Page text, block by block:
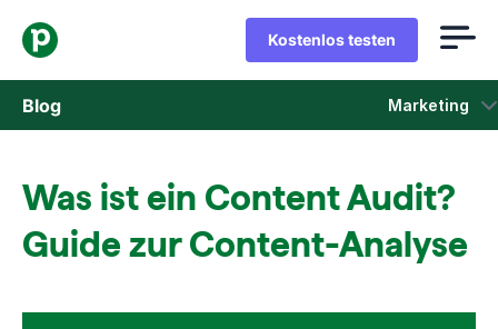
Kostenlos testen
Blog Marketing
Marketing
Was ist ein Content Audit?
Guide zur Content-Analyse